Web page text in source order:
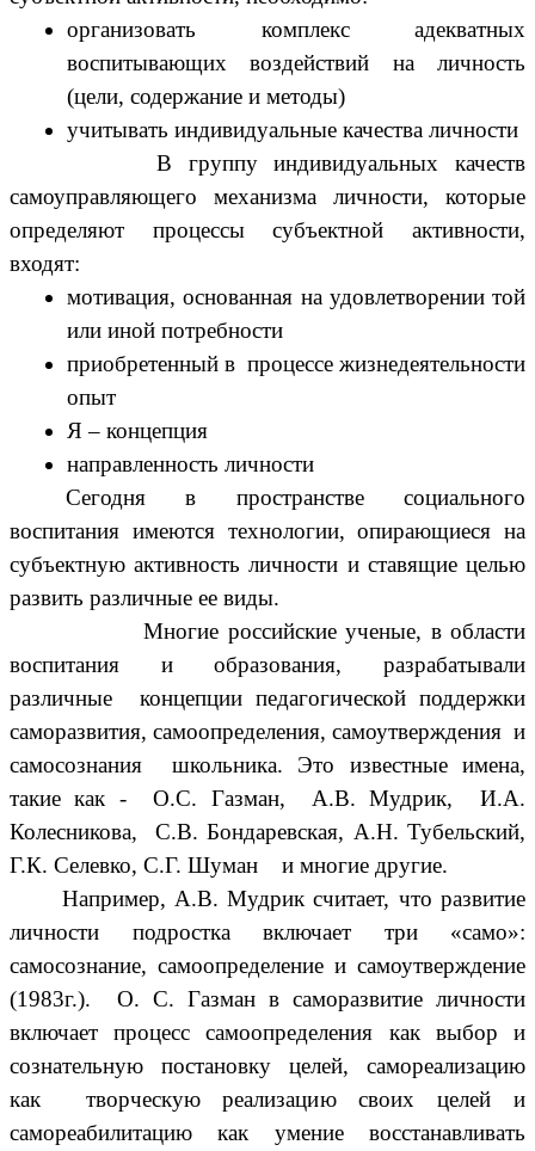
организовать комплекс адекватных
воспитывающих воздействий на личность
(цели, содержание и методы)
учитывать индивидуальные качества личности
В группу индивидуальных качеств
самоуправляющего механизма личности, которые
определяют процессы субъектной активности,
входят:
мотивация, основанная на удовлетворении той
или иной потребности
приобретенный в процессе жизнедеятельности
опыт
Я – концепция
направленность личности
Сегодня в пространстве социального
воспитания имеются технологии, опирающиеся на
субъектную активность личности и ставящие целью
развить различные ее виды.
Многие российские ученые, в области
воспитания и образования, разрабатывали
различные концепции педагогической поддержки
саморазвития, самоопределения, самоутверждения и
самосознания школьника. Это известные имена,
такие как - О.С. Газман, А.В. Мудрик, И.А.
Колесникова, С.В. Бондаревская, А.Н. Тубельский,
Г.К. Селевко, С.Г. Шуман и многие другие.
Например, А.В. Мудрик считает, что развитие
личности подростка включает три «само»:
самосознание, самоопределение и самоутверждение
(1983г.). О. С. Газман в саморазвитие личности
включает процесс самоопределения как выбор и
сознательную постановку целей, самореализацию
как творческую реализацию своих целей и
самореабилитацию как умение восстанавливать